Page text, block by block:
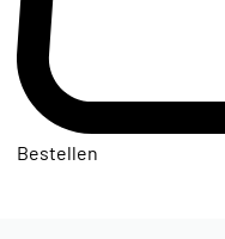
Bestellen